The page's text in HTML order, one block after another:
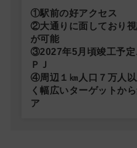
①駅前の好アクセス
②大通りに面しており
が可能
③2027年5月頃竣工予定
ＰＪ
④周辺１㎞人口７万人
く幅広いターゲットか
ア